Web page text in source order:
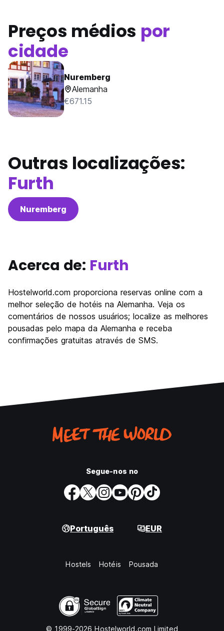
Preços médios por
cidade
Nuremberg
Alemanha
€671.15
Outras localizações:
Furth
Nuremberg
Acerca de: Furth
Hostelworld.com proporciona reservas online com a
melhor seleção de hotéis na Alemanha. Veja os
comentários de nossos usuários; localize as melhores
pousadas pelo mapa da Alemanha e receba
confirmações gratuitas através de SMS.
Segue-nos no
Português EUR
Hostels Hotéis Pousada
© 1999-2026 Hostelworld.com Limited